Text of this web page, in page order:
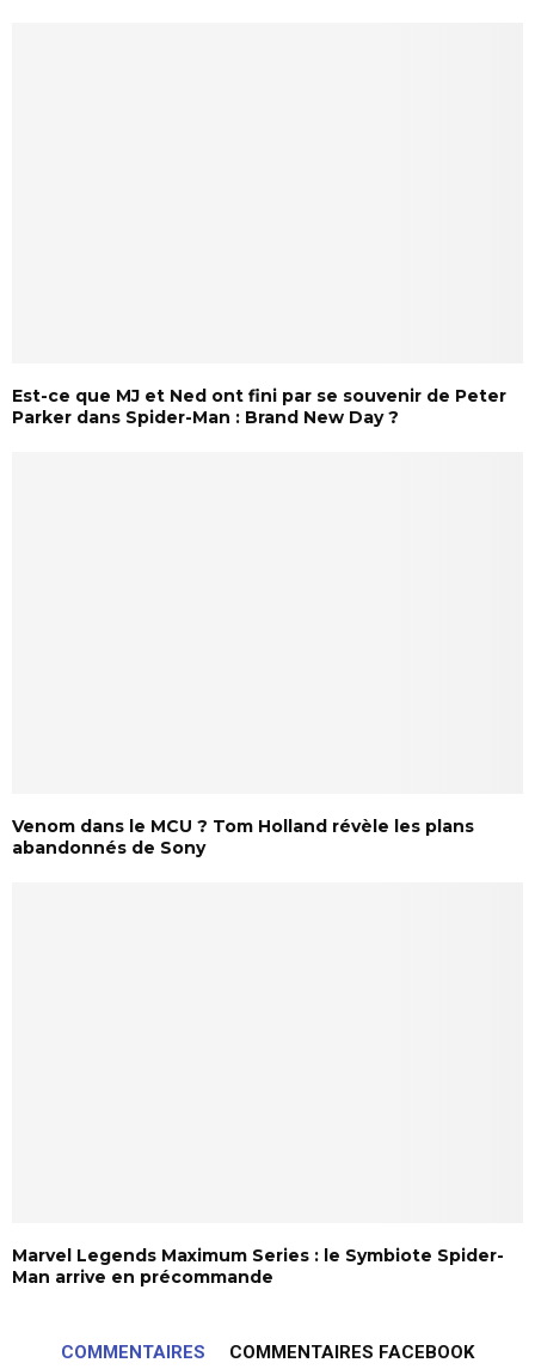
Est-ce que MJ et Ned ont fini par se souvenir de Peter
Parker dans Spider-Man : Brand New Day ?
Venom dans le MCU ? Tom Holland révèle les plans
abandonnés de Sony
Marvel Legends Maximum Series : le Symbiote Spider-
Man arrive en précommande
COMMENTAIRES COMMENTAIRES FACEBOOK